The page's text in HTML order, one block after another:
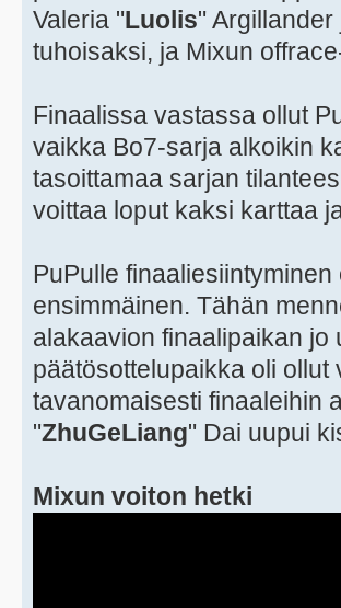
Valeria "Luolis"
tuhoisaksi, ja Mixun
Finaalissa vastassa ollut
vaikka Bo7-sarja alkoikin
tasoittamaa sarjan
voittaa loput kaksi karttaa
PuPulle
ensimmäinen. Tähän
alakaavion finaalipaikan jo
päätösottelupaikka oli
tavanomaisesti finaaleihin
"ZhuGeLiang" Dai uupui
Mixun voiton hetki